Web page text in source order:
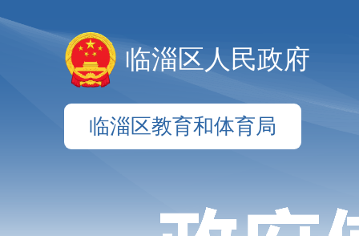
临淄区人民政府
临淄区教育和体育局